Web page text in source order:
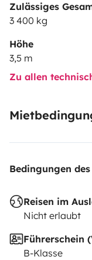
Zulässiges
3 400 kg
Höhe
3,5 m
Zu allen
Bedingungen
Reisen im
Nicht erlaubt
Führerschein
B-Klasse